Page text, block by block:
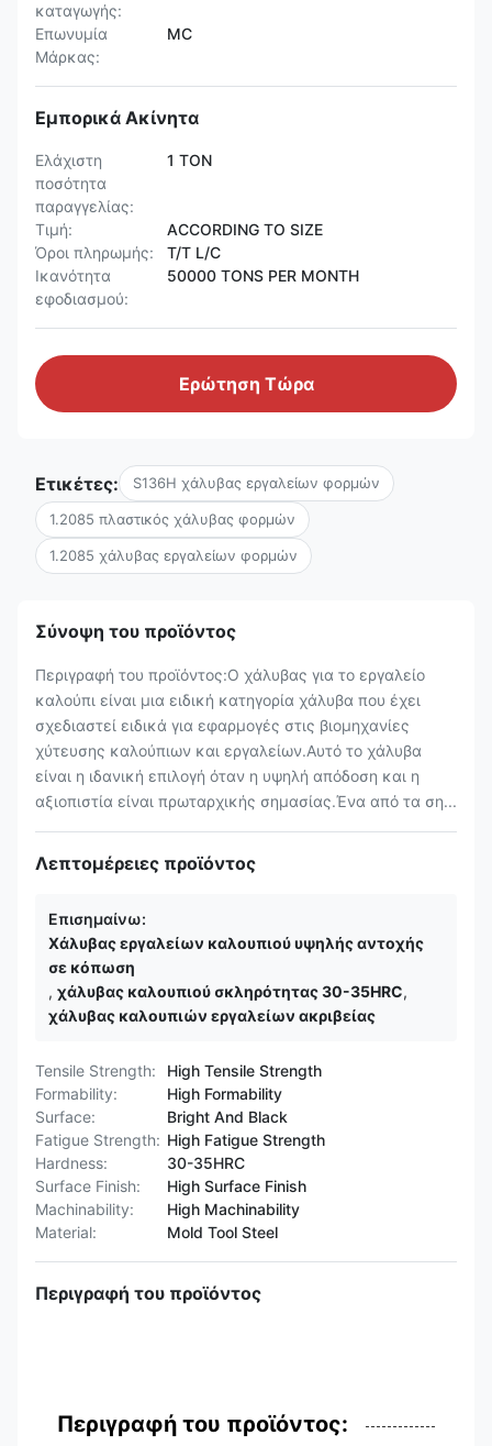
καταγωγής:
Επωνυμία
Μάρκας:
MC
Εμπορικά Ακίνητα
Ελάχιστη
ποσότητα
παραγγελίας:
1 TON
Τιμή:
ACCORDING TO SIZE
Όροι πληρωμής:
T/T L/C
Ικανότητα
εφοδιασμού:
50000 TONS PER MONTH
Ερώτηση Τώρα
Ετικέτες: S136H χάλυβας εργαλείων φορμών
1.2085 πλαστικός χάλυβας φορμών
1.2085 χάλυβας εργαλείων φορμών
Σύνοψη του προϊόντος
Περιγραφή του προϊόντος:Ο χάλυβας για το εργαλείο
καλούπι είναι μια ειδική κατηγορία χάλυβα που έχει
σχεδιαστεί ειδικά για εφαρμογές στις βιομηχανίες
χύτευσης καλούπιων και εργαλείων.Αυτό το χάλυβα
είναι η ιδανική επιλογή όταν η υψηλή απόδοση και η
αξιοπιστία είναι πρωταρχικής σημασίας.Ένα από τα ση...
Λεπτομέρειες προϊόντος
Επισημαίνω:
Χάλυβας εργαλείων καλουπιού υψηλής αντοχής
σε κόπωση
, χάλυβας καλουπιού σκληρότητας 30-35HRC,
χάλυβας καλουπιών εργαλείων ακριβείας
Tensile Strength:
High Tensile Strength
Formability:
High Formability
Surface:
Bright And Black
Fatigue Strength: High Fatigue Strength
Hardness:
30-35HRC
Surface Finish:
High Surface Finish
Machinability:
High Machinability
Material:
Mold Tool Steel
Περιγραφή του προϊόντος
Περιγραφή του προϊόντος: